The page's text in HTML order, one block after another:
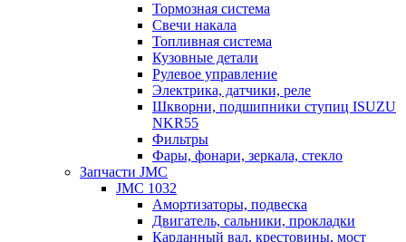
Тормозная система
Свечи накала
Топливная система
Кузовные детали
Рулевое управление
Электрика, датчики, реле
Шкворни, подшипники ступиц ISUZU
NKR55
Фильтры
Фары, фонари, зеркала, стекло
Запчасти JMC
JMC 1032
Амортизаторы, подвеска
Двигатель, сальники, прокладки
Карданный вал, крестовины, мост